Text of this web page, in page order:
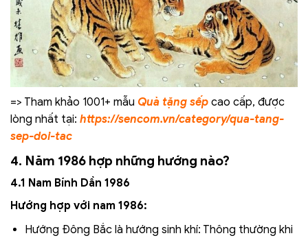
=> Tham khảo 1001+ mẫu Quà tặng sếp cao cấp, được
lòng nhất tại: https://sencom.vn/category/qua-tang-
sep-doi-tac
4. Năm 1986 hợp những hướng nào?
4.1 Nam Bính Dần 1986
Hướng hợp với nam 1986:
Hướng Đông Bắc là hướng sinh khí: Thông thường khi